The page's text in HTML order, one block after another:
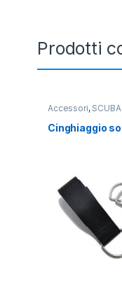
Prodotti
Accessori, SCUBA
Cinghiaggio